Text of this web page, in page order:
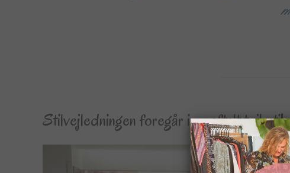
Stilvejledningen foregår i en aftalt tøjbutik